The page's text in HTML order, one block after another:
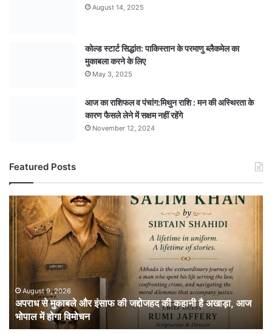
August 14, 2025
कोल्ड स्टार्ट सिद्धांत: पाकिस्तान के परमाणु ब्लैकमेल का
मुकाबला करने के लिए
May 3, 2025
आज का राशिफल व पंचांग:मिथुन राशि : मन की अस्थिरता के
कारण फैसले लेने में सक्षम नहीं रहेंगे
November 12, 2024
Featured Posts
अपराध
से
मुकाबले
की
कहानी
अखाड़ा,
August 9, 2026
अपराध से मुकाबले और इंसाफ की जद्दोजहद की कहानी है अखाड़ा, आज
भोपाल में होगा विमोचन